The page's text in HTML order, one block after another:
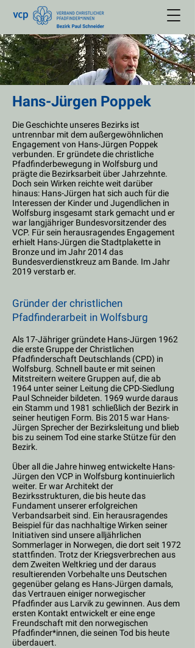
Hans-Jürgen Poppek
Die Geschichte unseres Bezirks ist
untrennbar mit dem außergewöhnlichen
Engagement von Hans-Jürgen Poppek
verbunden. Er gründete die christliche
Pfadfinderbewegung in Wolfsburg und
prägte die Bezirksarbeit über Jahrzehnte.
Doch sein Wirken reichte weit darüber
hinaus: Hans-Jürgen hat sich auch für die
Interessen der Kinder und Jugendlichen in
Wolfsburg insgesamt stark gemacht und er
war langjähriger Bundesvorsitzender des
VCP. Für sein herausragendes Engagement
erhielt Hans-Jürgen die Stadtplakette in
Bronze und im Jahr 2014 das
Bundesverdienstkreuz am Bande. Im Jahr
2019 verstarb er.
Gründer der christlichen
Pfadfinderarbeit in Wolfsburg
Als 17-Jähriger gründete Hans-Jürgen 1962
die erste Gruppe der Christlichen
Pfadfinderschaft Deutschlands (CPD) in
Wolfsburg. Schnell baute er mit seinen
Mitstreitern weitere Gruppen auf, die ab
1964 unter seiner Leitung die CPD-Siedlung
Paul Schneider bildeten. 1969 wurde daraus
ein Stamm und 1981 schließlich der Bezirk in
seiner heutigen Form. Bis 2015 war Hans-
Jürgen Sprecher der Bezirksleitung und blieb
bis zu seinem Tod eine starke Stütze für den
Bezirk.
Über all die Jahre hinweg entwickelte Hans-
Jürgen den VCP in Wolfsburg kontinuierlich
weiter. Er war Architekt der
Bezirksstrukturen, die bis heute das
Fundament unserer erfolgreichen
Verbandsarbeit sind. Ein herausragendes
Beispiel für das nachhaltige Wirken seiner
Initiativen sind unsere alljährlichen
Sommerlager in Norwegen, die dort seit 1972
stattfinden. Trotz der Kriegsverbrechen aus
dem Zweiten Weltkrieg und der daraus
resultierenden Vorbehalte uns Deutschen
gegenüber gelang es Hans-Jürgen damals,
das Vertrauen einiger norwegischer
Pfadfinder aus Larvik zu gewinnen. Aus dem
ersten Kontakt entwickelt er eine enge
Freundschaft mit den norwegischen
Pfadfinder*innen, die seinen Tod bis heute
überdauert.